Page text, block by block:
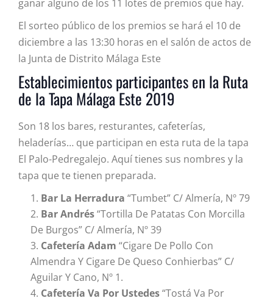
ganar alguno de los 11 lotes de premios que hay.
El sorteo público de los premios se hará el 10 de
diciembre a las 13:30 horas en el salón de actos de
la Junta de Distrito Málaga Este
Establecimientos participantes en la Ruta
de la Tapa Málaga Este 2019
Son 18 los bares, resturantes, cafeterías,
heladerías… que participan en esta ruta de la tapa
El Palo-Pedregalejo. Aquí tienes sus nombres y la
tapa que te tienen preparada.
Bar La Herradura “Tumbet” C/ Almería, Nº 79
Bar Andrés“Tortilla De Patatas Con Morcilla
De Burgos” C/ Almería, Nº 39
Cafetería Adam “Cigare De Pollo Con
Almendra Y Cigare De Queso Conhierbas” C/
Aguilar Y Cano, Nº 1.
Cafetería Va Por Ustedes“Tostá Va Por